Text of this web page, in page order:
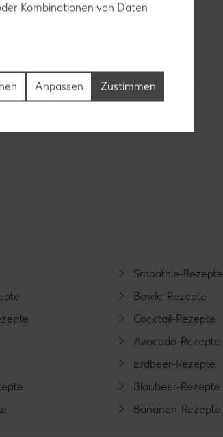
Smoothie-Rezepte
Bowle-Rezepte
Cocktail-Rezepte
Avocado-Rezepte
Erdbeer-Rezepte
Blaubeer-Rezepte
Bananen-Rezepte
Kombinationen von Daten
Zustimmen
Anpassen